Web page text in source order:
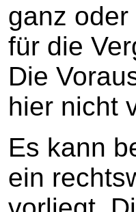
ganz
für die
Die
hier nicht
Es kann
ein